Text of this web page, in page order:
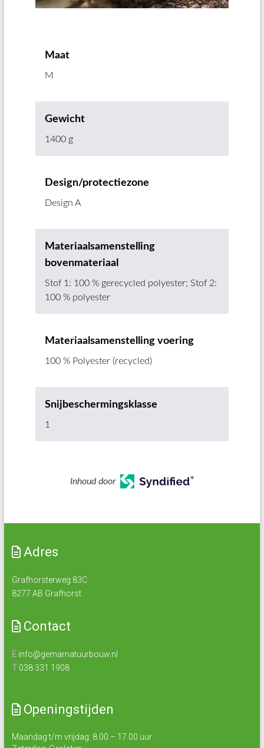
Maat
M
Gewicht
1400 g
Design/protectiezone
Design A
Materiaalsamenstelling
bovenmateriaal
Stof 1: 100 % gerecycled polyester; Stof 2:
100 % polyester
Materiaalsamenstelling voering
100 % Polyester (recycled)
Snijbeschermingsklasse
1
Inhoud door
Adres
Grafhorsterweg 83C
8277 AB Grafhorst
Contact
E info@gemarnatuurbouw.nl
T 038 331 1908
Openingstijden
Maandag t/m vrijdag: 8.00 – 17.00 uur